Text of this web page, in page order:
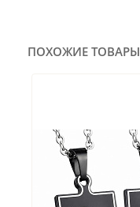
ПОХОЖИЕ ТОВАРЫ